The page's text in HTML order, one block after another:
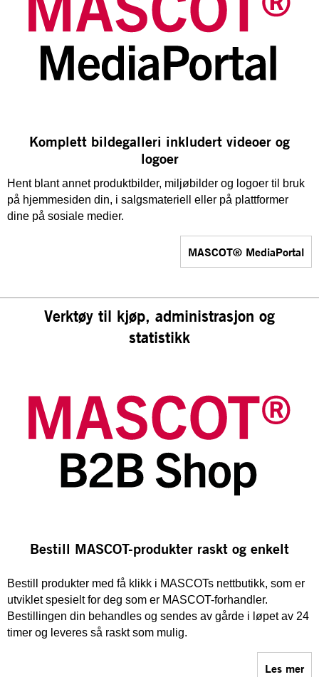
Komplett bildegalleri inkludert videoer og
logoer
Hent blant annet produktbilder, miljøbilder og logoer til bruk
på hjemmesiden din, i salgsmateriell eller på plattformer
dine på sosiale medier.
MASCOT® MediaPortal
Verktøy til kjøp, administrasjon og
statistikk
Bestill MASCOT-produkter raskt og enkelt
Bestill produkter med få klikk i MASCOTs nettbutikk, som er
utviklet spesielt for deg som er MASCOT-forhandler.
Bestillingen din behandles og sendes av gårde i løpet av 24
timer og leveres så raskt som mulig.
Les mer